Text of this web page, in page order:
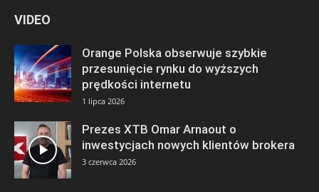
VIDEO
Orange Polska obserwuje szybkie
przesunięcie rynku do wyższych
prędkości internetu
1 lipca 2026
Prezes XTB Omar Arnaout o
inwestycjach nowych klientów brokera
3 czerwca 2026